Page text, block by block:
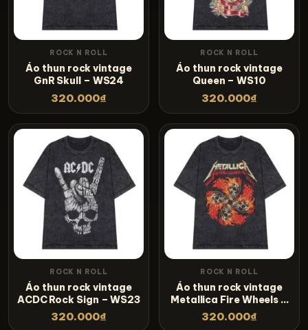
ROCK N ROLL
Áo thun rock vintage
GnR Skull – WS24
320.000₫
ROCK N ROLL
Áo thun rock vintage
Queen – WS10
320.000₫
ROCK N ROLL
Áo thun rock vintage
ACDC Rock Sign – WS23
320.000₫
ROCK N ROLL
Áo thun rock vintage
Metallica Fire Wheels –
WS22
320.000₫